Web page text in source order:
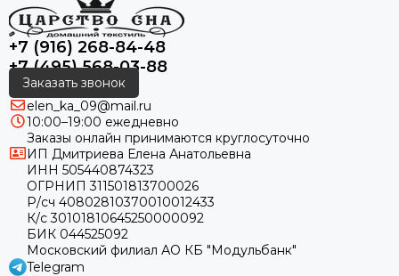
+7 (916) 268-84-48
+7 (495) 568-03-88
Заказать звонок
elen_ka_09@mail.ru
10:00–19:00 ежедневно
Заказы онлайн принимаются круглосуточно
ИП Дмитриева Елена Анатольевна
ИНН 505440874323
ОГРНИП 311501813700026
Р/сч 40802810370010012433
К/с 30101810645250000092
БИК 044525092
Московский филиал АО КБ "Модульбанк"
Telegram